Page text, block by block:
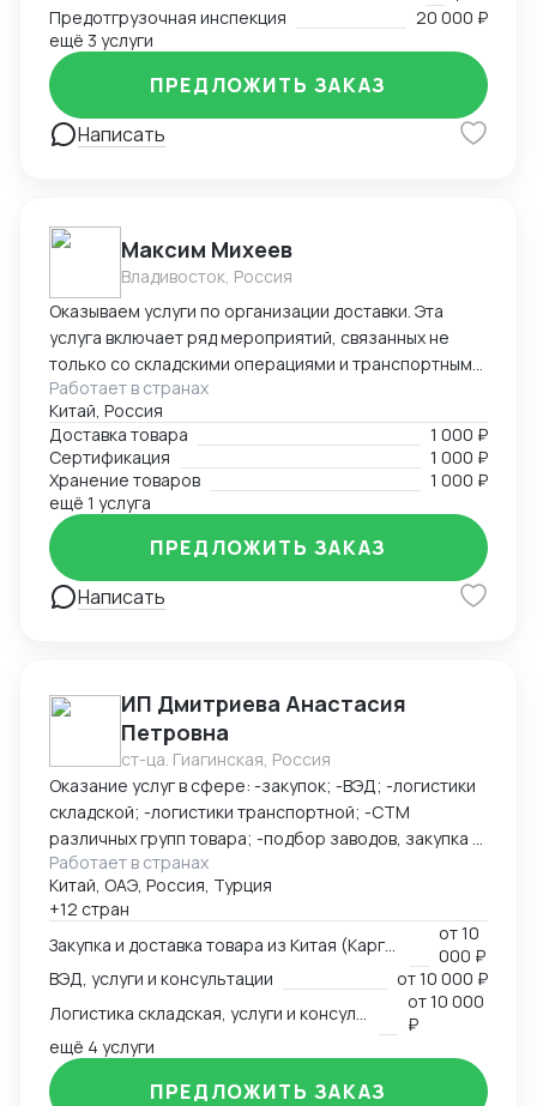
Предотгрузочная инспекция
20 000 ₽
ещё 3 услуги
Написать
ПРЕДЛОЖИТЬ ЗАКАЗ
Максим Михеев
Владивосток, Россия
Оказываем услуги по организации доставки. Эта
услуга включает ряд мероприятий, связанных не
только со складскими операциями и транспортным
сопровождением. В нее также входит таможенное
оформление, помощь в заполнении необходимой
сопроводительной и разрешительной
документации.
Работает в странах
Китай, Россия
Доставка товара
1 000 ₽
Сертификация
1 000 ₽
Хранение товаров
1 000 ₽
ещё 1 услуга
Написать
ПРЕДЛОЖИТЬ ЗАКАЗ
ИП Дмитриева Анастасия
Петровна
ст-ца. Гиагинская, Россия
Оказание услуг в сфере: -закупок; -ВЭД; -логистики
складской; -логистики транспортной; -СТМ
различных групп товара; -подбор заводов, закупка и
доставка товара из Китая (КАРГО и Белый ввоз)
Страны с которыми работаю по сей день: Европа,
США, ОАЭ, Турция, Китай, СНГ
Работает в странах
Китай, ОАЭ, Россия, Турция
+12 стран
от10
000 ₽
ВЭД, услуги и консультации
от10 000 ₽
от10 000
₽
ещё 4 услуги
ПРЕДЛОЖИТЬ ЗАКАЗ